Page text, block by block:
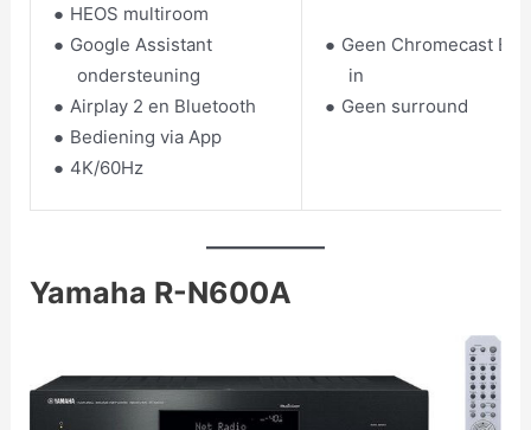
HEOS multiroom
Google Assistant
ondersteuning
Airplay 2 en Bluetooth
Bediening via App
4K/60Hz
Geen Chromecast
in
Geen surround
Yamaha R-N600A